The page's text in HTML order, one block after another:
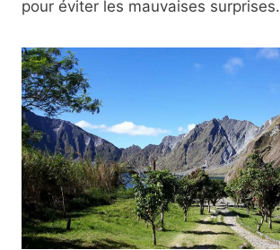
pour éviter les mauvaises surprises.